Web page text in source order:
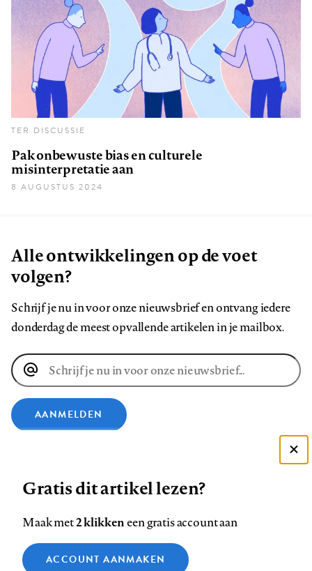
TER DISCUSSIE
Pak onbewuste bias en culturele
misinterpretatie aan
8 AUGUSTUS 2024
Alle ontwikkelingen op de voet
volgen?
Schrijf je nu in voor onze nieuwsbrief en ontvang iedere
donderdag de meest opvallende artikelen in je mailbox.
E-
mailadres
AANMELDEN
ons
op
ons
op
ons
op
ons
op
ons
op
ons
Contact Privacy
Gratis dit artikel lezen?
Maak met2 klikkeneen gratis account aan
ACCOUNT AANMAKEN
Zie onze cookie policy